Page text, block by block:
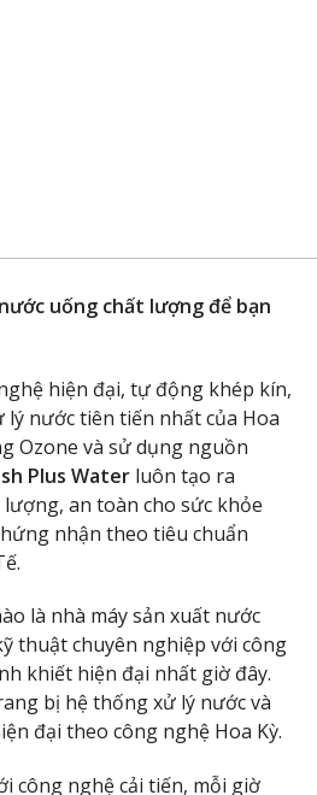
uống chất lượng để bạn
hiện đại, tự động khép kín,
nước tiên tiến nhất của Hoa
Ozone và sử dụng nguồn
Plus Water luôn tạo ra
an toàn cho sức khỏe
nhận theo tiêu chuẩn
là nhà máy sản xuất nước
thuật chuyên nghiệp với công
khiết hiện đại nhất giờ đây.
bị hệ thống xử lý nước và
đại theo công nghệ Hoa Kỳ.
công nghệ cải tiến, mỗi giờ